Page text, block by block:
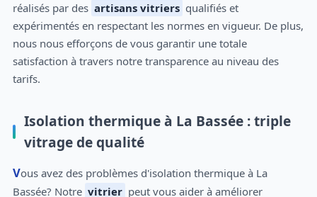
réalisés par des artisans vitriers qualifiés et
expérimentés en respectant les normes en vigueur. De plus,
nous nous efforçons de vous garantir une totale
satisfaction à travers notre transparence au niveau des
tarifs.
Isolation thermique à La Bassée : triple
vitrage de qualité
Vous avez des problèmes d'isolation thermique à La
Bassée? Notre vitrier peut vous aider à améliorer